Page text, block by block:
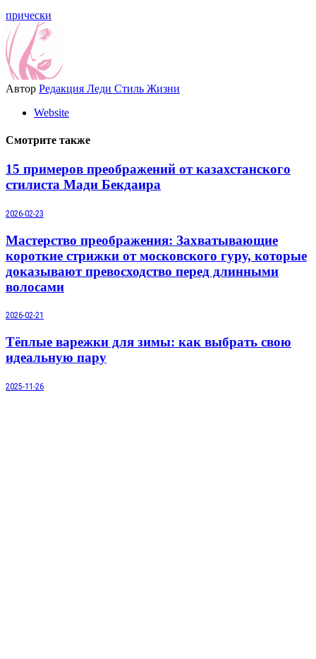
прически
Автор Редакция Леди Стиль Жизни
Website
Смотрите также
15 примеров преображений от казахстанского
стилиста Мади Бекдаира
2026-02-23
Мастерство преображения: Захватывающие
короткие стрижки от московского гуру, которые
доказывают превосходство перед длинными
волосами
2026-02-21
Тёплые варежки для зимы: как выбрать свою
идеальную пару
2025-11-26